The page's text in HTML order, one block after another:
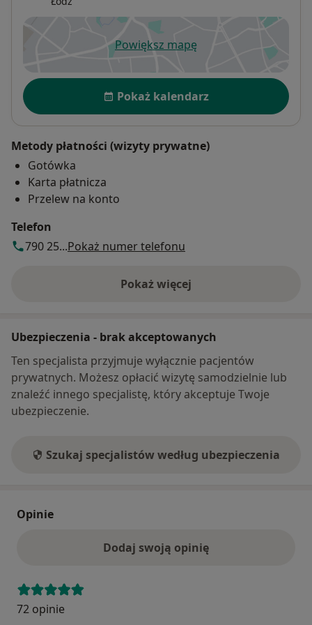
Powiększ mapęotwiera się w nowej karcie
Dostępność
Pokaż kalendarz
Metody płatności (wizyty prywatne)
Gotówka
Karta płatnicza
Przelew na konto
Telefon
790 25...Pokaż numer telefonu
Pokaż więcej
o adresie
Ubezpieczenia - brak akceptowanych
Ten specjalista przyjmuje wyłącznie pacjentów
prywatnych. Możesz opłacić wizytę samodzielnie lub
znaleźć innego specjalistę, który akceptuje Twoje
ubezpieczenie.
Szukaj specjalistów według ubezpieczenia
Opinie
Dodaj swoją opinię
72 opinie